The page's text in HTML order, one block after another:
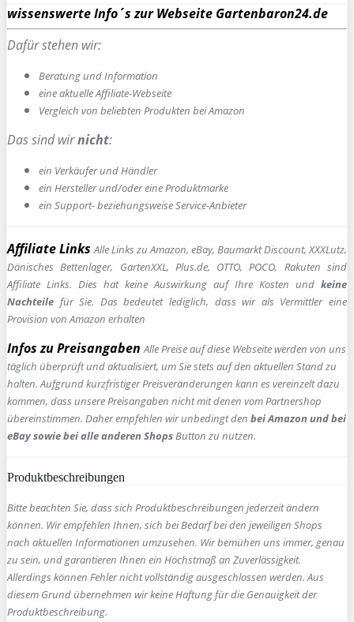
wissenswerte Info´s zur Webseite Gartenbaron24.de
Dafür stehen wir:
Beratung und Information
eine aktuelle Affiliate-Webseite
Vergleich von beliebten Produkten bei Amazon
Das sind wirnicht:
ein Verkäufer und Händler
ein Hersteller und/oder eine Produktmarke
ein Support- beziehungsweise Service-Anbieter
Affiliate Links Alle Links zu Amazon, eBay, Baumarkt Discount, XXXLutz,
Dänisches Bettenlager, GartenXXL, Plus.de, OTTO, POCO, Rakuten sind
Affiliate Links. Dies hat keine Auswirkung auf Ihre Kosten und keine
Nachteile für Sie. Das bedeutet lediglich, dass wir als Vermittler eine
Provision von Amazon erhalten
Infos zu Preisangaben Alle Preise auf diese Webseite werden von uns
täglich überprüft und aktualisiert, um Sie stets auf den aktuellen Stand zu
halten. Aufgrund kurzfristiger Preisveränderungen kann es vereinzelt dazu
kommen, dass unsere Preisangaben nicht mit denen vom Partnershop
übereinstimmen. Daher empfehlen wir unbedingt den bei Amazon und bei
eBay sowie bei alle anderen ShopsButton zu nutzen.
Produktbeschreibungen
Bitte beachten Sie, dass sich Produktbeschreibungen jederzeit ändern
können. Wir empfehlen Ihnen, sich bei Bedarf bei den jeweiligen Shops
nach aktuellen Informationen umzusehen. Wir bemühen uns immer, genau
zu sein, und garantieren Ihnen ein Höchstmaß an Zuverlässigkeit.
Allerdings können Fehler nicht vollständig ausgeschlossen werden. Aus
diesem Grund übernehmen wir keine Haftung für die Genauigkeit der
Produktbeschreibung.